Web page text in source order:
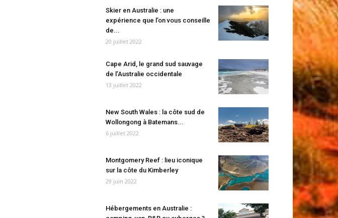
Skier en Australie : une
expérience que l’on vous conseille
de...
20 juillet 2022
Cape Arid, le grand sud sauvage
de l’Australie occidentale
13 juillet 2022
New South Wales : la côte sud de
Wollongong à Batemans...
6 juillet 2022
Montgomery Reef : lieu iconique
sur la côte du Kimberley
29 juin 2022
Hébergements en Australie :